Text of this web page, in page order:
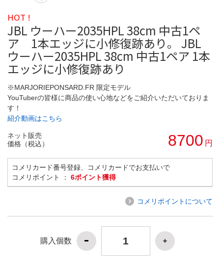
HOT !
JBL ウーハー2035HPL 38cm 中古1ペ
ア 1本エッジに小修復跡あり。 JBL
ウーハー2035HPL 38cm 中古1ペア 1本
エッジに小修復跡あり
※MARJORIEPONSARD.FR 限定モデル
YouTuberの皆様に商品の使い心地などをご紹介いただいておりま
す！
紹介動画はこちら
ネット販売
価格（税込）
8700 円
コメリカード番号登録、コメリカードでお支払いで
コメリポイント ： 6ポイント獲得
コメリポイントについて
購入個数